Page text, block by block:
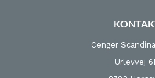
Cenger
Urlevvej